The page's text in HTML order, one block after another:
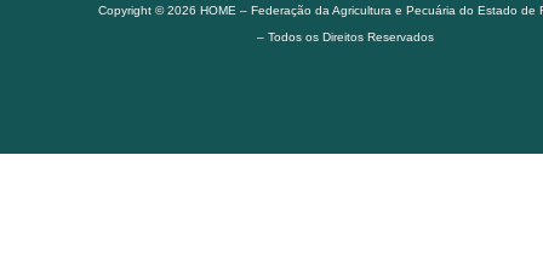
Copyright © 2026 HOME – Federação da Agricultura e Pecuária do Estado de
– Todos os Direitos Reservados